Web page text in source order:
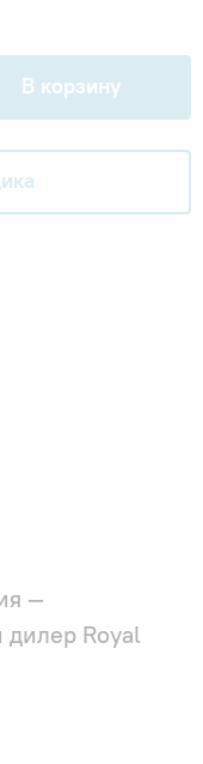
В корзину
—
Royal